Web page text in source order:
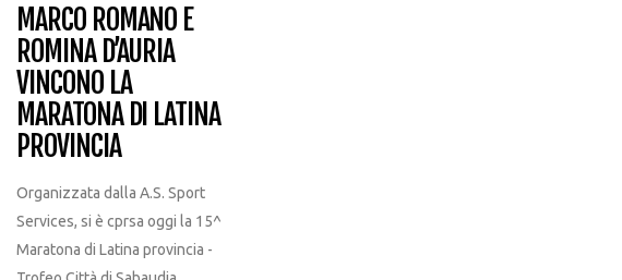
MARCO ROMANO E
ROMINA D’AURIA
VINCONO LA
MARATONA DI LATINA
PROVINCIA
Organizzata dalla A.S. Sport
Services, si è cprsa oggi la 15^
Maratona di Latina provincia -